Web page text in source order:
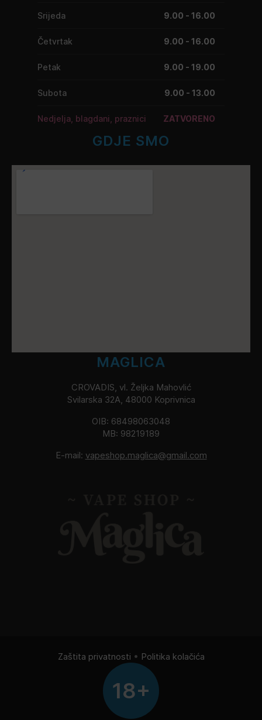
Srijeda 9.00 - 16.00
Četvrtak 9.00 - 16.00
Petak 9.00 - 19.00
Subota 9.00 - 13.00
Nedjelja, blagdani, praznici ZATVORENO
GDJE SMO
MAGLICA
CROVADIS, vl. Željka Mahovlić
Svilarska 32A, 48000 Koprivnica
OIB: 68498063048
MB: 98219189
E-mail: vapeshop.maglica@gmail.com
Zaštita privatnosti • Politika kolačića
18+